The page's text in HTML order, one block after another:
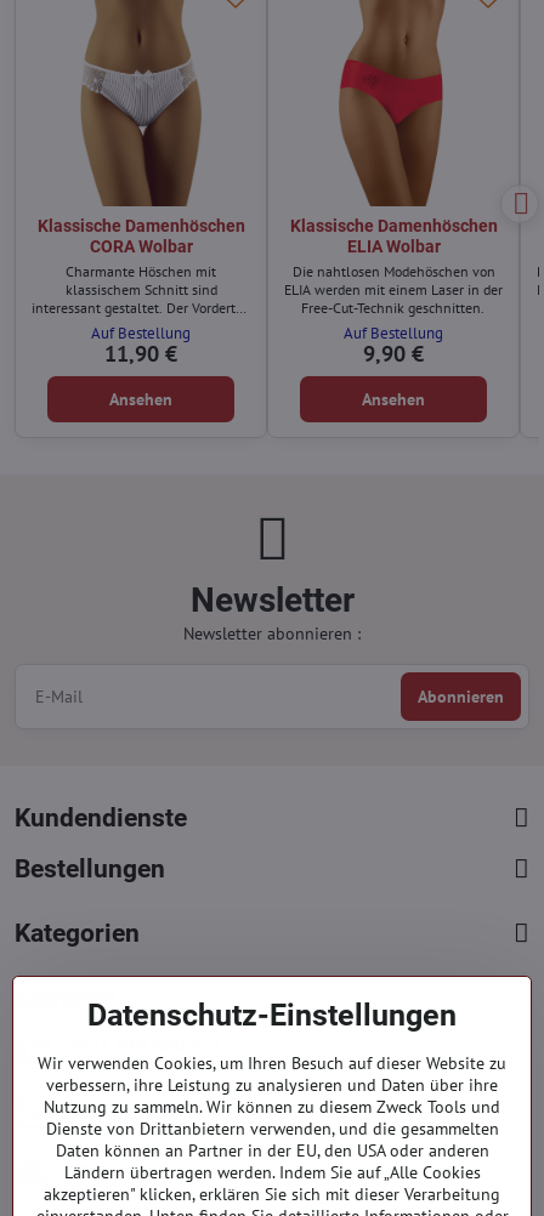
Klassische Damenhöschen
CORA Wolbar
Charmante Höschen mit
klassischem Schnitt sind
interessant gestaltet. Der Vorderteil
besteht aus: gestreiftem Stoff,
Blumenstickerei und einer Schleife.
Auf Bestellung
11,90 €
Ansehen
Klassische Damenhöschen
ELIA Wolbar
Die nahtlosen Modehöschen von
ELIA werden mit einem Laser in der
Free-Cut-Technik geschnitten.
Auf Bestellung
9,90 €
Ansehen
Newsletter
Newsletter abonnieren :
Abonnieren
Kundendienste
Bestellungen
Kategorien
Kontakte
Mont. - Freit. : 09:00 - 15:00 hod.
info​@everlady​.eu
Non stop ( 24/7 )
Impressum
Firmendaten
Datenschutz-Einstellungen
Wir verwenden Cookies, um Ihren Besuch auf dieser Website zu
verbessern, ihre Leistung zu analysieren und Daten über ihre
Nutzung zu sammeln. Wir können zu diesem Zweck Tools und
Dienste von Drittanbietern verwenden, und die gesammelten
Daten können an Partner in der EU, den USA oder anderen
Ländern übertragen werden. Indem Sie auf „Alle Cookies
akzeptieren" klicken, erklären Sie sich mit dieser Verarbeitung